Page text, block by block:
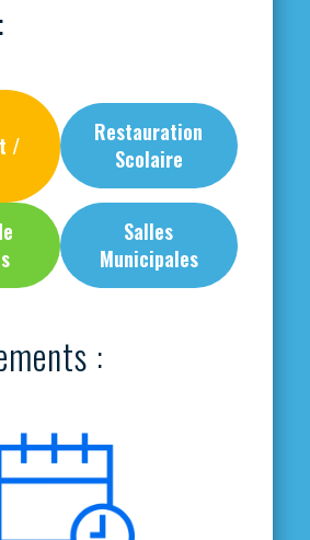
/
Restauration
Scolaire
Salles
Municipales
: